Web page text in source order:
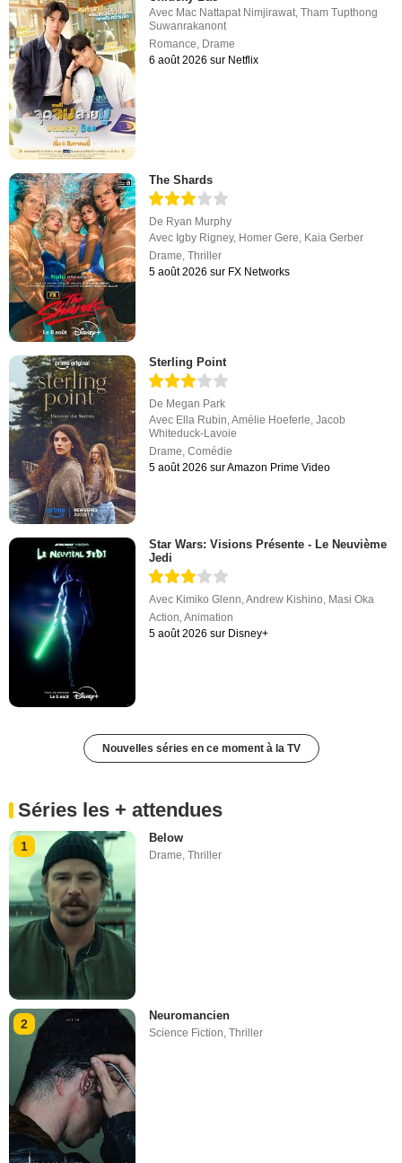
Avec Mac Nattapat Nimjirawat,Tham Tupthong
Suwanrakanont
Romance, Drame
6 août 2026 sur Netflix
The Shards
De Ryan Murphy
Avec Igby Rigney, Homer Gere Kaia Gerber
Drame ,Thriller
5 août 2026 sur FX Networks
Sterling Point
De Megan Park
Avec Ella Rubin,Amélie Hoeferle,Jacob
Whiteduck-Lavoie
Drame,Comédie
5 août 2026 sur Amazon Prime Video
Star Wars: Visions Présente - Le Neuvième
Jedi
Avec Kimiko Glenn,Andrew Kishino, Masi Oka
Action,Animation
5 août 2026 sur Disney+
Nouvelles séries en ce moment à la TV
Séries les + attendues
1
Below
Drame ,Thriller
2
Neuromancien
Science Fiction,Thriller